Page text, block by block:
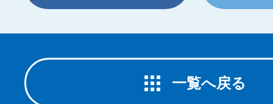
一覧へ戻る